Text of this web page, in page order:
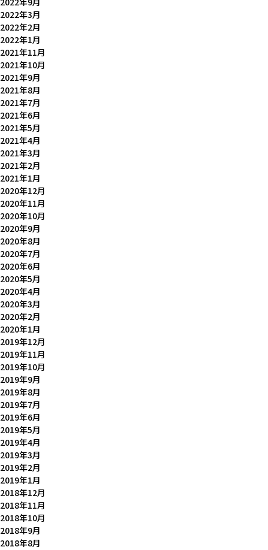
2022年3月
2022年2月
2022年1月
2021年11月
2021年10月
2021年9月
2021年8月
2021年7月
2021年6月
2021年5月
2021年4月
2021年3月
2021年2月
2021年1月
2020年12月
2020年11月
2020年10月
2020年9月
2020年8月
2020年7月
2020年6月
2020年5月
2020年4月
2020年3月
2020年2月
2020年1月
2019年12月
2019年11月
2019年10月
2019年9月
2019年8月
2019年7月
2019年6月
2019年5月
2019年4月
2019年3月
2019年2月
2019年1月
2018年12月
2018年11月
2018年10月
2018年9月
2018年8月